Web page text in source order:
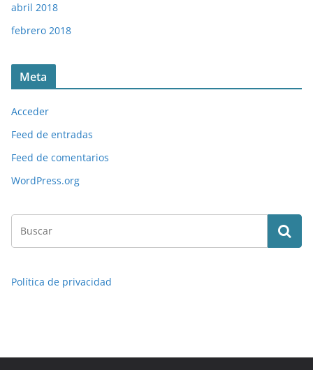
abril 2018
febrero 2018
Meta
Acceder
Feed de entradas
Feed de comentarios
WordPress.org
Política de privacidad